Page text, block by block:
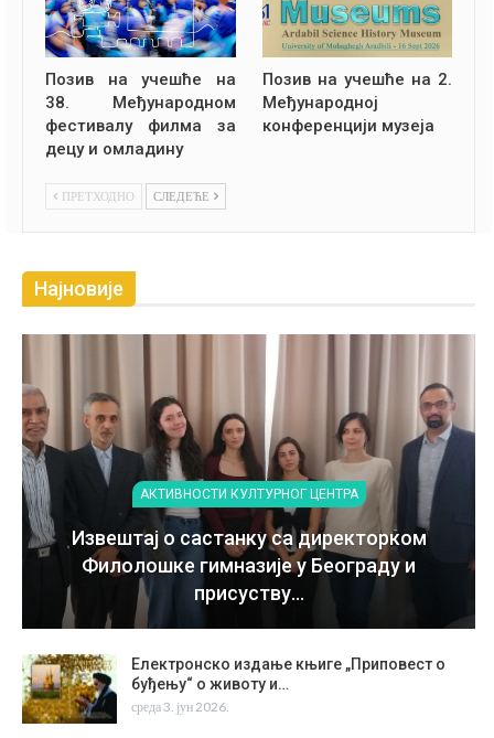
Позив на учешће на
38. Међународном
фестивалу филма за
децу и омладину
Позив на учешће на 2.
Међународној
конференцији музеја
ПРЕТХОДНО СЛЕДЕЋЕ
Најновије
АКТИВНОСТИ КУЛТУРНОГ ЦЕНТРА
Извештај о састанку са директорком
Филолошке гимназије у Београду и
присуству…
Електронско издање књиге „Приповест о
буђењу“ о животу и…
среда 3. јун 2026.